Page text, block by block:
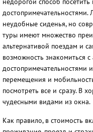
недорогой способ
достопримечательностями.
неудобные сиденья, но
туры имеют множество
альтернативой поездам и
возможность знакомиться с
достопримечательностями
перемещения и
посмотреть все и сразу. В
чудесными видами из окна.
Как правило, в стоимость